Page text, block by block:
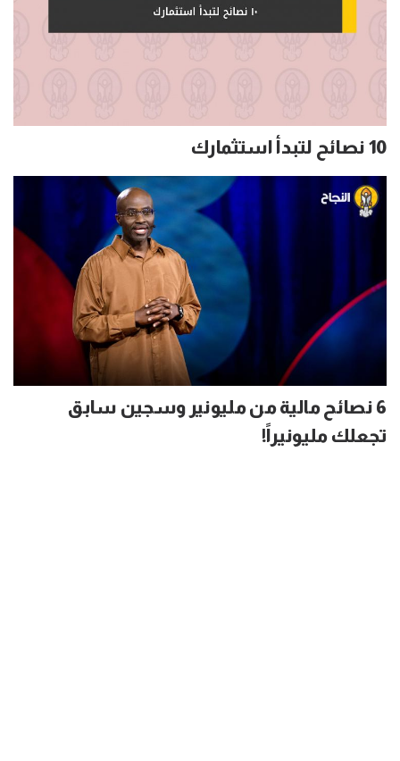
10 نصائح لتبدأ استثمارك
6 نصائح مالية من مليونير وسجين سابق
تجعلك مليونيراً!